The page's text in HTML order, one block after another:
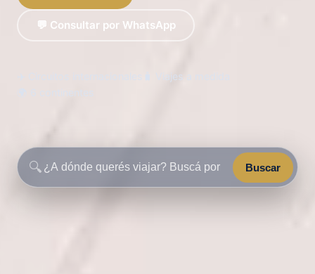
💬 Consultar por WhatsApp
🧳 Viajes a medida
🔍 Buscar